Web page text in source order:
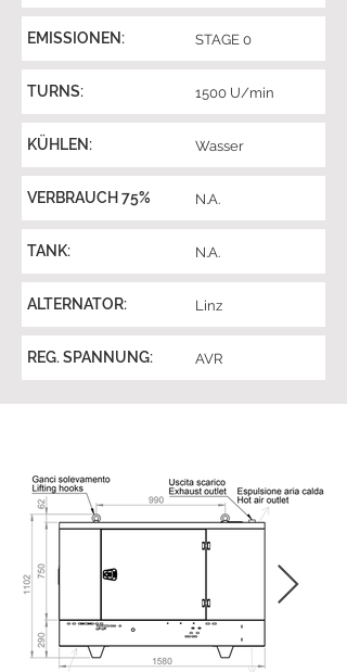
EMISSIONEN: STAGE 0
TURNS: 1500 U/min
KÜHLEN: Wasser
VERBRAUCH 75% N.A.
TANK: N.A.
ALTERNATOR: Linz
REG. SPANNUNG: AVR